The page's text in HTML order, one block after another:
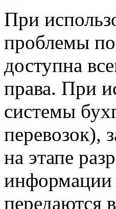
При
проблемы
доступна
права. При
системы
перевозок),
на этапе
информации
передаются